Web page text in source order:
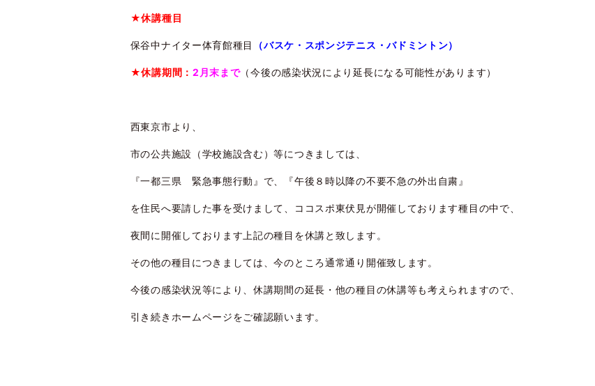
★休講種目
保谷中ナイター体育館種目 （バスケ・スポンジテニス・バドミントン）
★休講期間： 2 月末 まで（今後の感染状況により延長になる可能性があります）
西東京市より、
市の公共施設（学校施設含む）等につきましては、
『一都三県 緊急事態行動』で、『午後８時以降の不要不急の外出自粛』
を住民へ要請した事を受けまして、ココスポ東伏見が開催しております種目の中で、
夜間に開催しております上記の種目を休講と致します。
その他の種目につきましては、今のところ通常通り開催致します。
今後の感染状況等により、休講期間の延長・他の種目の休講等も考えられますので、
引き続きホームページをご確認願います。